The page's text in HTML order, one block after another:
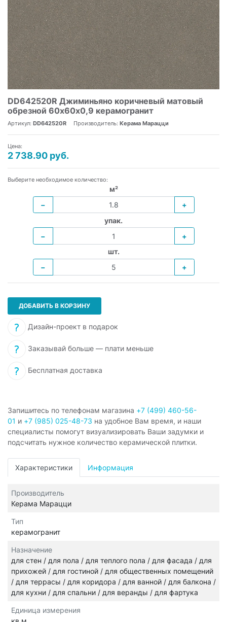
DD642520R Джиминьяно коричневый матовый
обрезной 60х60x0,9 керамогранит
Артикул: DD642520R Производитель: Керама Марацци
Цена:
2 738.90 руб.
Выберите необходимое количество:
м²
−
+
упак.
−
+
шт.
−
+
ДОБАВИТЬ В КОРЗИНУ
Дизайн-проект в подарок
Заказывай больше — плати меньше
Бесплатная доставка
Запишитесь по телефонам магазина +7 (499) 460-56-
01 и +7 (985) 025-48-73 на удобное Вам время, и наши
специалисты помогут визуализировать Ваши задумки и
подсчитать нужное количество керамической плитки.
Характеристики Информация
Производитель
Керама Марацци
Тип
керамогранит
Назначение
для стен / для пола / для теплого пола / для фасада / для
прихожей / для гостиной / для общественных помещений
/ для террасы / для коридора / для ванной / для балкона /
для кухни / для спальни / для веранды / для фартука
Единица измерения